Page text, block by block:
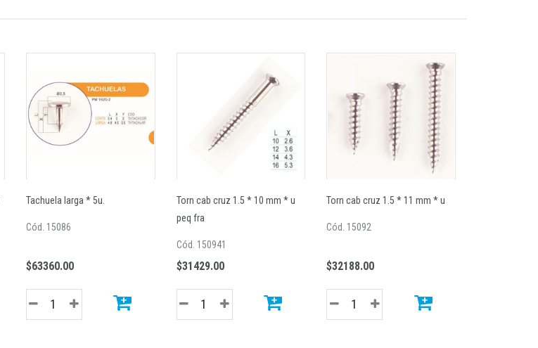
Tachuela larga * 5u.
Cód. 15086
$63360.00
Torn cab cruz 1.5 * 10 mm * u
peq fra
Cód. 150941
$31429.00
Torn cab cruz 1.5 * 11 mm * u
Cód. 15092
$32188.00